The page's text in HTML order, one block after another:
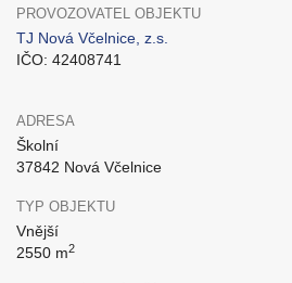
PROVOZOVATEL OBJEKTU
TJ Nová Včelnice, z.s.
IČO: 42408741
ADRESA
Školní
37842 Nová Včelnice
TYP OBJEKTU
Vnější
2550 m2